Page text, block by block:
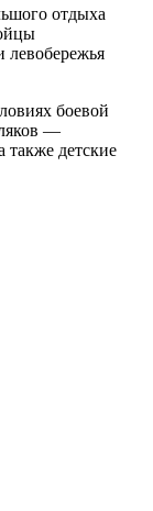
отдыха
левобережья
боевой
—
также детские